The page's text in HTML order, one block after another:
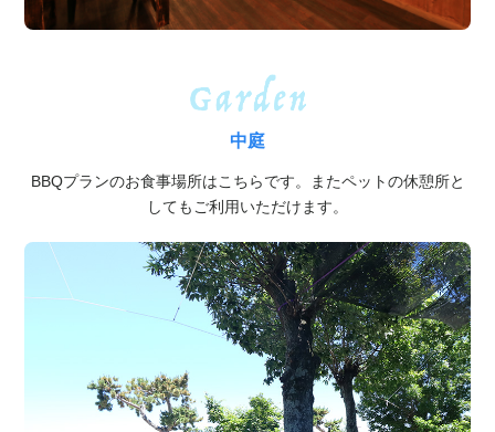
中庭
BBQプランのお食事場所はこちらです。またペットの休憩所と
してもご利用いただけます。